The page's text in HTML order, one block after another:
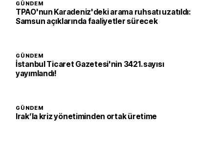
GÜNDEM
TPAO'nun Karadeniz'deki arama ruhsatı uzatıldı:
Samsun açıklarında faaliyetler sürecek
GÜNDEM
İstanbul Ticaret Gazetesi'nin 3421. sayısı
yayımlandı!
GÜNDEM
Irak’la kriz yönetiminden ortak üretime